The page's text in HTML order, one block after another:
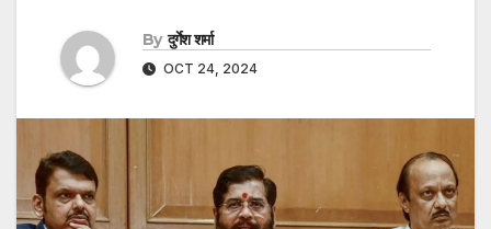
By दुर्गेश शर्मा
OCT 24, 2024